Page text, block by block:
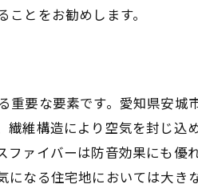
とをお勧めします。
要な要素です。愛知県安
維構造により空気を封じ
ァイバーは防音効果にも
なる住宅地においては大